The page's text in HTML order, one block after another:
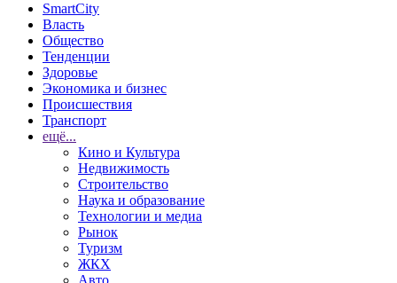
SmartCity
Власть
Общество
Тенденции
Здоровье
Экономика и бизнес
Происшествия
Транспорт
ещё...
Кино и Культура
Недвижимость
Строительство
Наука и образование
Технологии и медиа
Рынок
Туризм
ЖКХ
Авто